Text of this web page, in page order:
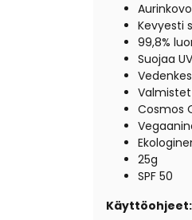
Kevyesti
99,8%
Suojaa
Cosmos
25g
SPF 50
Käyttöohjeet: